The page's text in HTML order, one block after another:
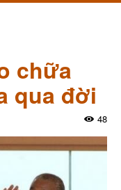
chữa
qua đời
48